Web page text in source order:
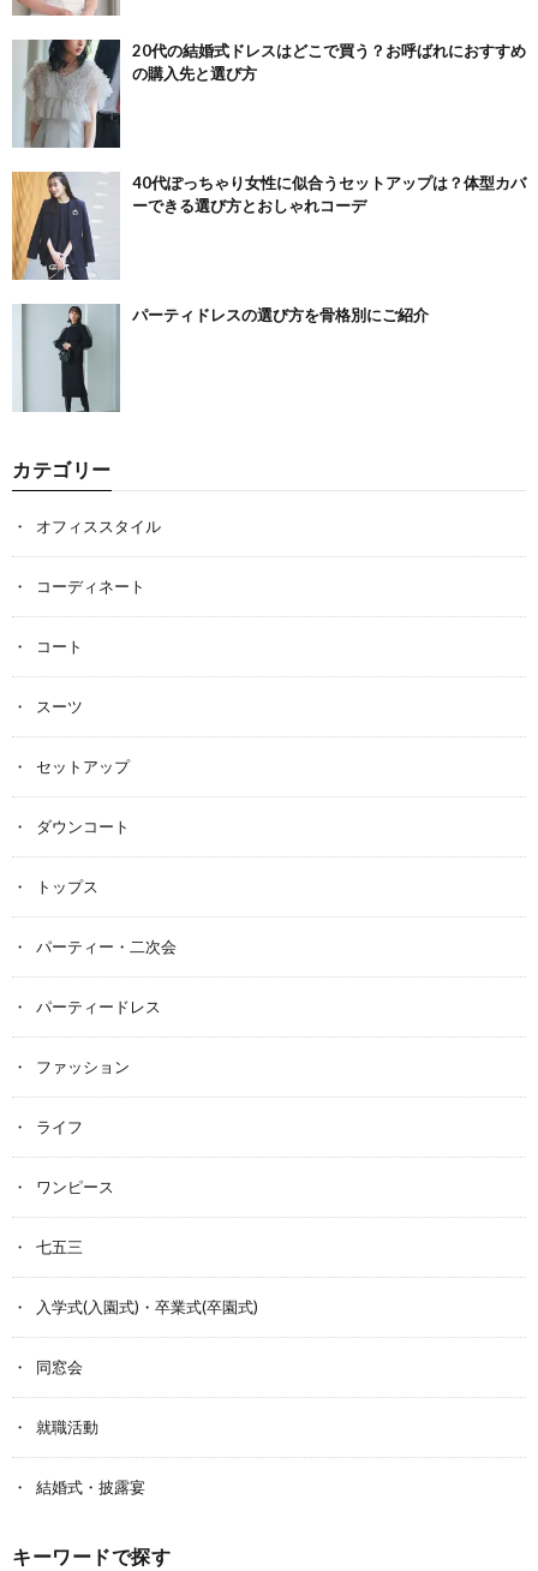
20代の結婚式ドレスはどこで買う？お呼ばれにおすすめ
の購入先と選び方
40代ぽっちゃり女性に似合うセットアップは？体型カバ
ーできる選び方とおしゃれコーデ
パーティドレスの選び方を骨格別にご紹介
カテゴリー
オフィススタイル
コーディネート
コート
スーツ
セットアップ
ダウンコート
トップス
パーティー・二次会
パーティードレス
ファッション
ライフ
ワンピース
七五三
入学式(入園式)・卒業式(卒園式)
同窓会
就職活動
結婚式・披露宴
キーワードで探す